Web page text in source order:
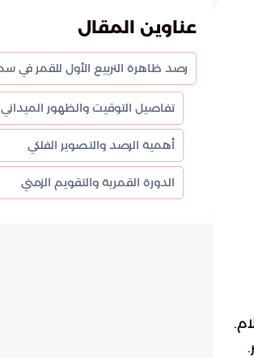
عناوين المقال
تفاصيل التوقيت والظهور الميداني
أهمية الرصد والتصوير الفلكي
الدورة القمرية والتقويم الزمني